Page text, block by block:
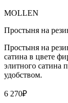
MOLLEN
Простыня на
Простыня на
сатина в цвете
элитного сатина
удобством.
6 270₽